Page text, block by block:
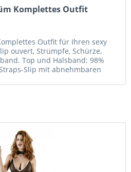
Komplettes Outfit
Outfit für Ihren sexy
ouvert, Strümpfe, Schürze,
Top und Halsband: 98%
Slip mit abnehmbaren